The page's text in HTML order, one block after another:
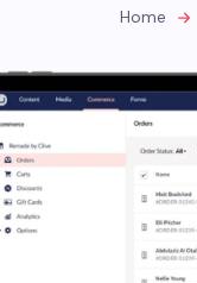
Kennisbank
Vacatures
Home